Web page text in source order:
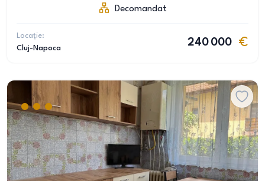
Decomandat
Locație:
Cluj-Napoca
240 000